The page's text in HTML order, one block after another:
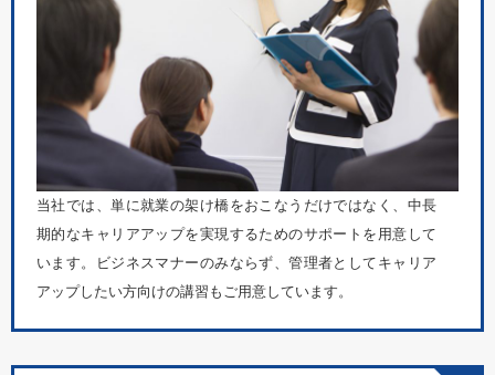
当社では、単に就業の架け橋をおこなうだけではなく、中長
期的なキャリアアップを実現するためのサポートを用意して
います。ビジネスマナーのみならず、管理者としてキャリア
アップしたい方向けの講習もご用意しています。